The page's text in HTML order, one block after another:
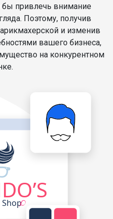
бы привлечь внимание
Поэтому, получив
и изменив
вашего бизнеса,
на конкурентном